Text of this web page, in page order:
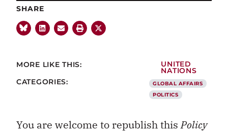
SHARE
MORE LIKE THIS:
UNITED
NATIONS
CATEGORIES:
GLOBAL AFFAIRS
POLITICS
You are welcome to republish thisPolicy